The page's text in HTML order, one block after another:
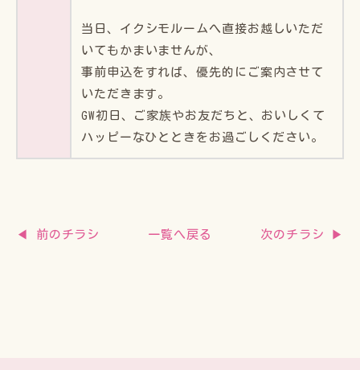
当日、イクシモルームへ直接お越しいただ
いてもかまいませんが、
事前申込をすれば、優先的にご案内させて
いただきます。
GW初日、ご家族やお友だちと、おいしくて
ハッピーなひとときをお過ごしください。
◀ 前のチラシ 次のチラシ ▶
一覧へ戻る